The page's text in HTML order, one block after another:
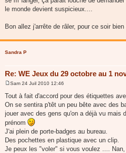
le monde devient suspicieux....
Bon allez j'arrête de râler, pour ce soir bien
Sandra P
Re: WE Jeux du 29 octobre au 1
s
s
g
e
Sam 24 Juil 2010 12:46
Tout à fait d'accord pour des étiquettes
On se sentira p'têt un peu bête avec des
jouer avec des gens qu'on a déjà vu mais
prénom
J'ai plein de porte-badges au bureau.
Des pochettes en plastique avec un clip.
Je peux les "voler" si vous voulez ....